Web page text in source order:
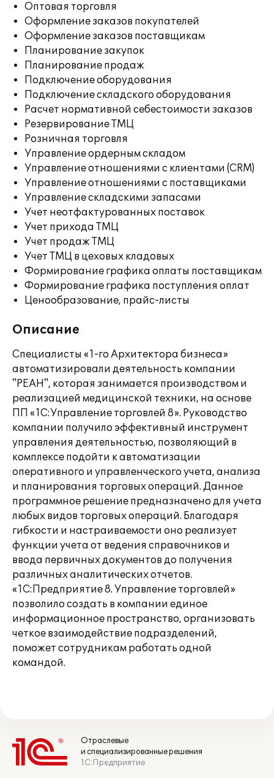
Оптовая торговля
Оформление заказов покупателей
Оформление заказов поставщикам
Планирование закупок
Планирование продаж
Подключение оборудования
Подключение складского оборудования
Расчет нормативной себестоимости заказов
Резервирование ТМЦ
Розничная торговля
Управление ордерным складом
Управление отношениями с клиентами (CRM)
Управление отношениями с поставщиками
Управление складскими запасами
Учет неотфактурованных поставок
Учет прихода ТМЦ
Учет продаж ТМЦ
Учет ТМЦ в цеховых кладовых
Формирование графика оплаты поставщикам
Формирование графика поступления оплат
Ценообразование, прайс-листы
Описание
Специалисты «1-го Архитектора бизнеса»
автоматизировали деятельность компании
"РЕАН", которая занимается производством и
реализацией медицинской техники, на основе
ПП «1С:Управление торговлей 8». Руководство
компании получило эффективный инструмент
управления деятельностью, позволяющий в
комплексе подойти к автоматизации
оперативного и управленческого учета, анализа
и планирования торговых операций. Данное
программное решение предназначено для учета
любых видов торговых операций. Благодаря
гибкости и настраиваемости оно реализует
функции учета от ведения справочников и
ввода первичных документов до получения
различных аналитических отчетов.
«1С:Предприятие 8. Управление торговлей»
позволило создать в компании единое
информационное пространство, организовать
четкое взаимодействие подразделений,
поможет сотрудникам работать одной
командой.
Отраслевые
и специализированные решения
1С:Предприятие